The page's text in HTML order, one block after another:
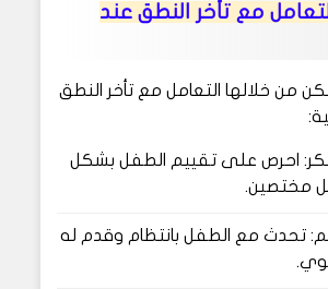
مع تأخر النطق عند
من خلالها التعامل مع تأخر النطق
احرص على تقييم الطفل بشكل
مختصين.
تحدث مع الطفل بانتظام وقدم له